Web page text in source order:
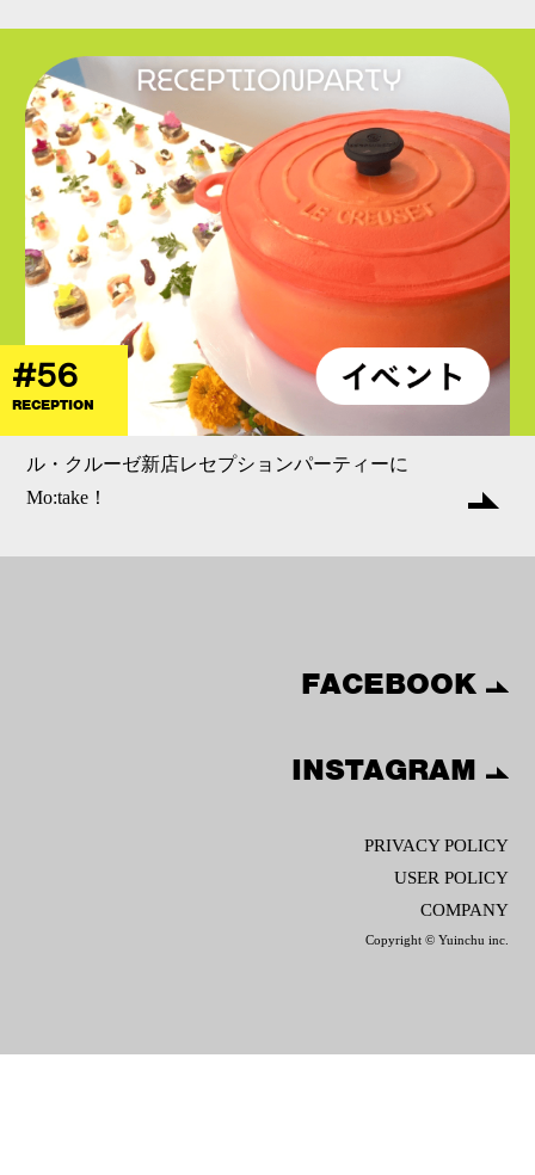
#56
RECEPTION
ル・クルーゼ新店レセプションパーティーに
Mo:take！
FACEBOOK
INSTAGRAM
PRIVACY POLICY
USER POLICY
COMPANY
Copyright © Yuinchu inc.